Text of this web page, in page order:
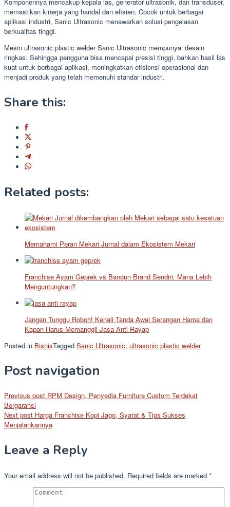
memastikan kinerja yang handal dan efisien. Cocok untuk berbagai
aplikasi industri, Sanic Ultrasonic menawarkan solusi pengelasan
berkualitas tinggi.
Mesin ultrasonic plastic welder Sanic Ultrasonic mempunyai desain
ringkas. Sehingga pengguna bisa mencapai presisi tinggi, bahkan hasil las
kuat untuk berbagai aplikasi, meningkatkan efisiensi operasional dan
menjadi produk yang telah memenuhi standar industri.
Share this:
Related posts:
Memahami Peran Mekari Jurnal dalam Ekosistem Mekari
Franchise Ayam Geprek vs Bangun Brand Sendiri: Mana Lebih
Menguntungkan?
Jangan Tunggu Roboh! Kenali Tanda Awal Serangan Hama dan
Kapan Harus Memanggil Jasa Anti Rayap
Posted in BisnisTagged Sanic Ultrasonic, ultrasonic plastic welder
Post navigation
Previous post RPM Design, Penyedia Furniture Custom Terdekat
Bergaransi
Next post Harga Franchise Kopi Jago, Syarat & Tips Sukses
Menjalankannya
Leave a Reply
Your email address will not be published. Required fields are marked *